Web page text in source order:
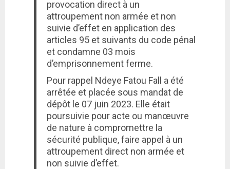
provocation direct à un
attroupement non armée et non
suivie d’effet en application des
articles 95 et suivants du code pénal
et condamne 03 mois
d’emprisonnement ferme.
Pour rappel Ndeye Fatou Fall a été
arrêtée et placée sous mandat de
dépôt le 07 juin 2023. Elle était
poursuivie pour acte ou manœuvre
de nature à compromettre la
sécurité publique, faire appel à un
attroupement direct non armée et
non suivie d’effet.